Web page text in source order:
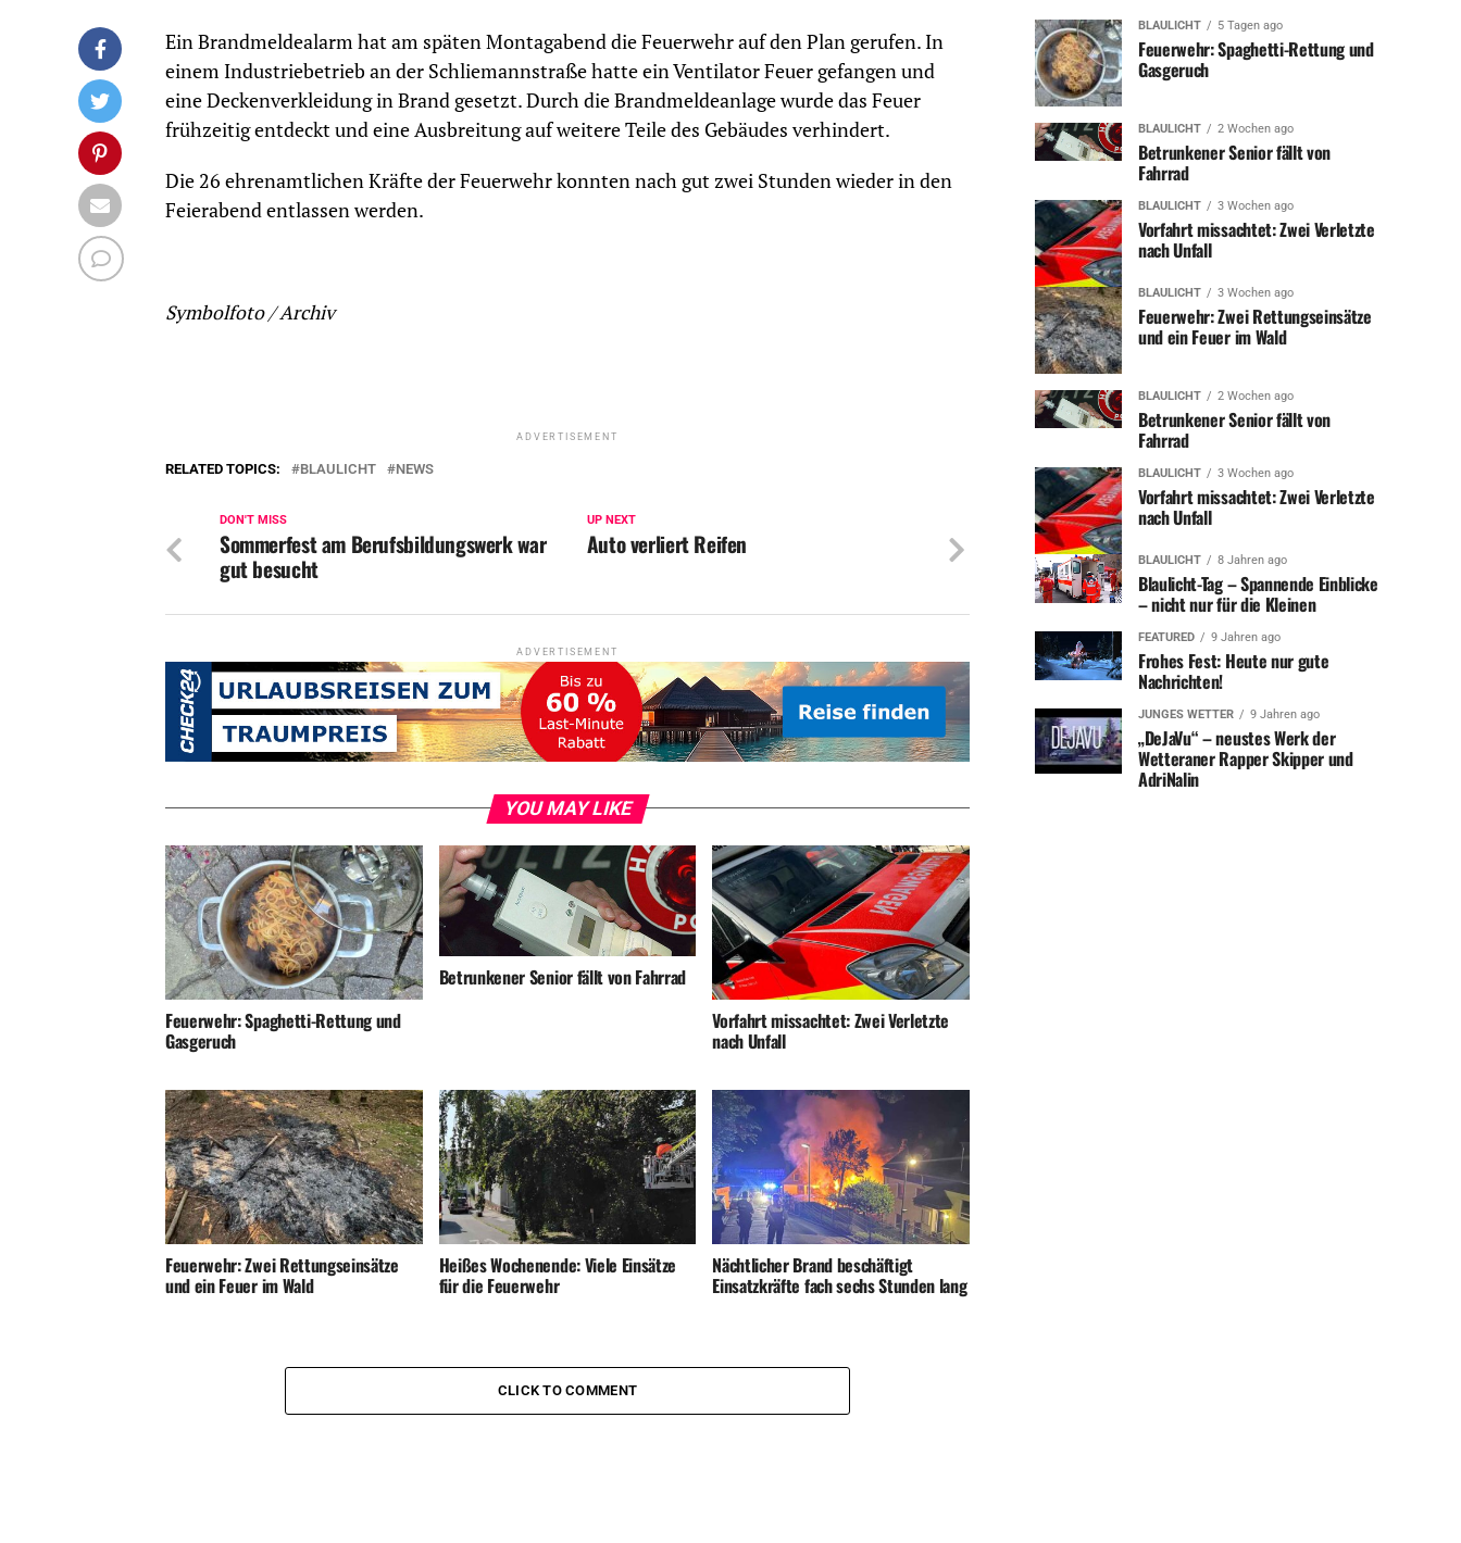
Ein Brandmeldealarm hat am späten Montagabend die Feuerwehr auf den Plan gerufen. In
einem Industriebetrieb an der Schliemannstraße hatte ein Ventilator Feuer gefangen und
eine Deckenverkleidung in Brand gesetzt. Durch die Brandmeldeanlage wurde das Feuer
frühzeitig entdeckt und eine Ausbreitung auf weitere Teile des Gebäudes verhindert.
Die 26 ehrenamtlichen Kräfte der Feuerwehr konnten nach gut zwei Stunden wieder in den
Feierabend entlassen werden.
Symbolfoto / Archiv
ADVERTISEMENT
RELATED TOPICS: BLAULICHT NEWS
UP NEXT
Auto verliert Reifen
DON'T MISS
Sommerfest am Berufsbildungswerk war
gut besucht
ADVERTISEMENT
YOU MAY LIKE
Feuerwehr: Spaghetti-Rettung und
Gasgeruch
Betrunkener Senior fällt von Fahrrad
Vorfahrt missachtet: Zwei Verletzte
nach Unfall
Feuerwehr: Zwei Rettungseinsätze
und ein Feuer im Wald
Heißes Wochenende: Viele Einsätze
für die Feuerwehr
Nächtlicher Brand beschäftigt
Einsatzkräfte fach sechs Stunden lang
CLICK TO COMMENT
BLAULICHT 5 Tagen ago
Feuerwehr: Spaghetti-Rettung und
Gasgeruch
BLAULICHT 2 Wochen ago
Betrunkener Senior fällt von
Fahrrad
BLAULICHT 3 Wochen ago
Vorfahrt missachtet: Zwei Verletzte
nach Unfall
BLAULICHT 3 Wochen ago
Feuerwehr: Zwei Rettungseinsätze
und ein Feuer im Wald
BLAULICHT 2 Wochen ago
Betrunkener Senior fällt von
Fahrrad
BLAULICHT 3 Wochen ago
Vorfahrt missachtet: Zwei Verletzte
nach Unfall
BLAULICHT 8 Jahren ago
Blaulicht-Tag – Spannende Einblicke
– nicht nur für die Kleinen
FEATURED 9 Jahren ago
Frohes Fest: Heute nur gute
Nachrichten!
JUNGES WETTER 9 Jahren ago
„DeJaVu“ – neustes Werk der
Wetteraner Rapper Skipper und
AdriNalin